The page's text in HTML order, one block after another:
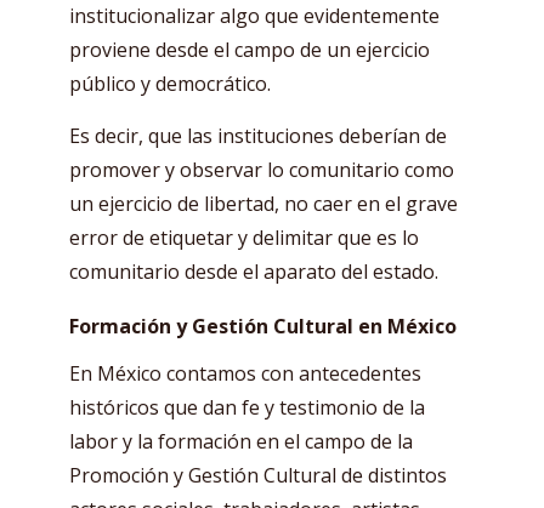
institucionalizar algo que evidentemente
proviene desde el campo de un ejercicio
público y democrático.
Es decir, que las instituciones deberían de
promover y observar lo comunitario como
un ejercicio de libertad, no caer en el grave
error de etiquetar y delimitar que es lo
comunitario desde el aparato del estado.
Formación y Gestión Cultural en México
En México contamos con antecedentes
históricos que dan fe y testimonio de la
labor y la formación en el campo de la
Promoción y Gestión Cultural de distintos